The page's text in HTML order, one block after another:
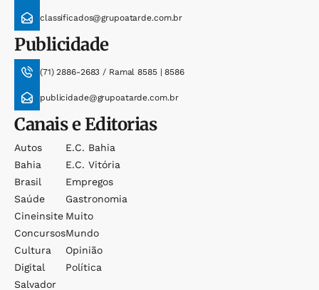
classificados@grupoatarde.com.br
Publicidade
(71) 2886-2683 / Ramal 8585 | 8586
publicidade@grupoatarde.com.br
Canais e Editorias
Autos
Bahia
Brasil
Saúde
Cineinsite
Concursos
Cultura
Digital
Salvador
E.c. Bahia
E.c. Vitória
Empregos
Gastronomia
Muito
Mundo
Opinião
Política